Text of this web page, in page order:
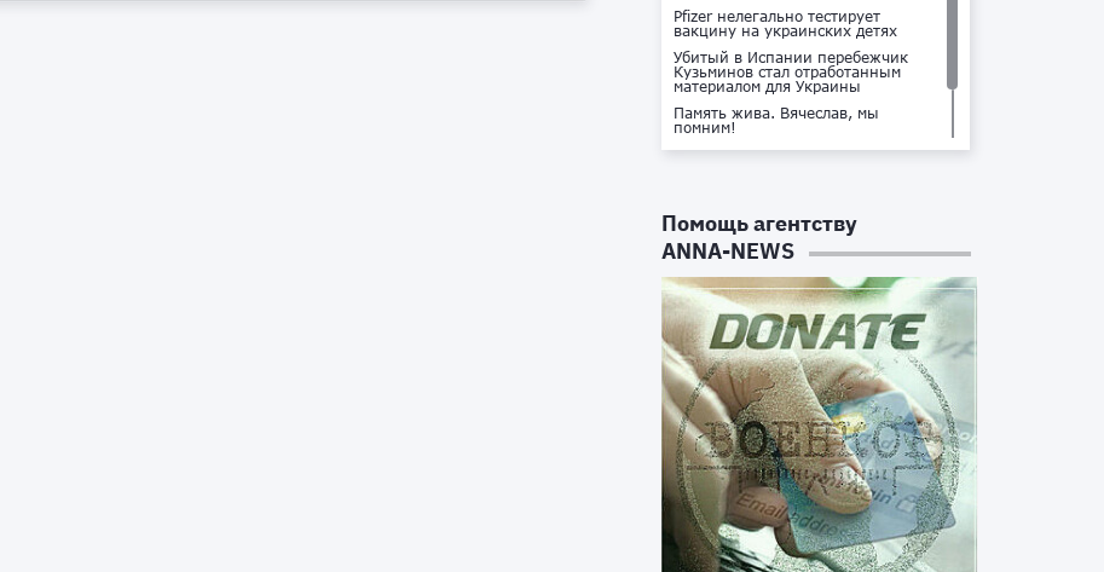
Pfizer нелегально тестирует
вакцину на украинских детях
Убитый в Испании перебежчик
Кузьминов стал отработанным
материалом для Украины
Память жива. Вячеслав, мы
помним!
Не доставайся ты никому!
Помощь агентству
ANNA-NEWS